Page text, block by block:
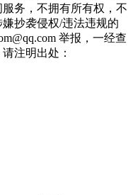
务，不拥有所有权，不
抄袭侵权/违法违规的
举报，一经查
注明出处：